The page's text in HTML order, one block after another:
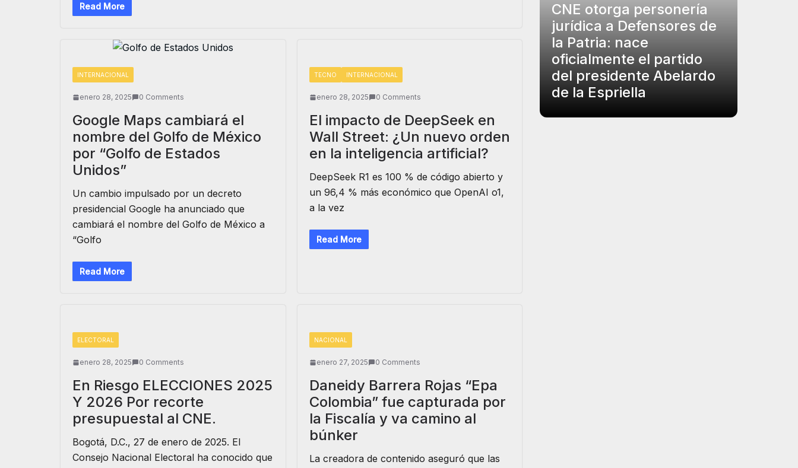
Read More
INTERNACIONAL
enero 28, 2025 0 Comments
Google Maps cambiará el
nombre del Golfo de México
por “Golfo de Estados
Unidos”
Un cambio impulsado por un decreto
presidencial Google ha anunciado que
cambiará el nombre del Golfo de México a
“Golfo
Read More
TECNO INTERNACIONAL
enero 28, 2025 0 Comments
El impacto de DeepSeek en
Wall Street: ¿Un nuevo orden
en la inteligencia artificial?
DeepSeek R1 es 100 % de código abierto y
un 96,4 % más económico que OpenAI o1,
a la vez
Read More
ELECTORAL
enero 28, 2025 0 Comments
En Riesgo ELECCIONES 2025
Y 2026 Por recorte
presupuestal al CNE.
Bogotá, D.C., 27 de enero de 2025. El
Consejo Nacional Electoral ha conocido que
NACIONAL
enero 27, 2025 0 Comments
Daneidy Barrera Rojas “Epa
Colombia” fue capturada por
la Fiscalía y va camino al
búnker
La creadora de contenido aseguró que las
CNE otorga personería
jurídica a Defensores de
la Patria: nace
oficialmente el partido
del presidente Abelardo
de la Espriella